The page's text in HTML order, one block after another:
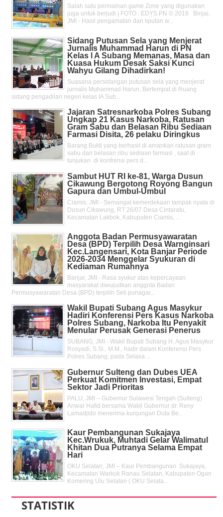
Salah satu permainan game Zone yang digunakan
juga untuk berjudi | FOTO : EDYS PN © 2016 Binjai,
JMI - Hasil pengamatan dan liputan w...
Sidang Putusan Sela yang Menjerat
Jurnalis Muhammad Harun di PN
Kelas l A Subang Memanas, Masa dan
Kuasa Hukum Desak Saksi Kunci
Wahyu Gilang Dihadirkan!
Suasana persidangan putusan sela yang menjerat
jurnalis Muhammad Harun, Bertempat di Ruang
sidang pengadilan negeri kelas IA Sub...
Jajaran Satresnarkoba Polres Subang
Ungkap 21 Kasus Narkoba, Ratusan
Gram Sabu dan Belasan Ribu Sediaan
Farmasi Disita, 26 pelaku Diringkus
Barang Bukti yang berhasil di amankan ratusan gram
sabu dan belasan ribu sediaan farmasi , saat di
tunjukan di konfrensi pers d...
Sambut HUT RI ke-81, Warga Dusun
Cikawung Bergotong Royong Bangun
Gapura dan Umbul-Umbul
Ciamis, JMI - Semangat kemerdekaan tampak nyata di
Dusun Cikawung, RT 26/07 Desa Cintaratu,
Kecamatan Lakbok, Kabupaten Ciamis, ...
Anggota Badan Permusyawaratan
Desa (BPD) Terpilih Desa Warnginsari
Kec.Langensari, Kota Banjar Periode
2026-2034 Menggelar Syukuran di
Kediaman Rumahnya
Banjar, JMI - Rasa syukur atas kepercayaan
masyarakat diwujudkan anggota Badan
Permusyawaratan Desa (BPD) terpilih Seli punagar...
Wakil Bupati Subang Agus Masykur
Hadiri Konferensi Pers Kasus Narkoba
Polres Subang, Narkoba Itu Penyakit
Menular Perusak Generasi Penerus
SUBANG, JMI - Wakil Bupati Subang H. Agus Masykur
Rosyadi, S.Si., M.M., hadir dalam Konferensi Pers
Polres Subang, pada Selasa ...
Gubernur Sulteng dan Dubes UEA
Perkuat Komitmen Investasi, Empat
Sektor Jadi Prioritas
PALU, JMI – Gubernur Sulawesi Tengah (Sulteng)
Anwar Hafid bersama Wakil Gubernur dr. Reny
Lamadjido menerima kunjungan Duta Be...
Kaur Pembangunan Sukajaya
Kec.Wrukuk, Muhtadi Gelar Walimatul
Khitan Dua Putranya Selama Empat
Hari
OKU Selatan, JMI – Kaur Pembangunan Sukajaya,
Kecamatan Warkuk Ranau Selatan, Kabupaten Ogan
Komering Ulu Selatan ( OKU Selata...
STATISTIK